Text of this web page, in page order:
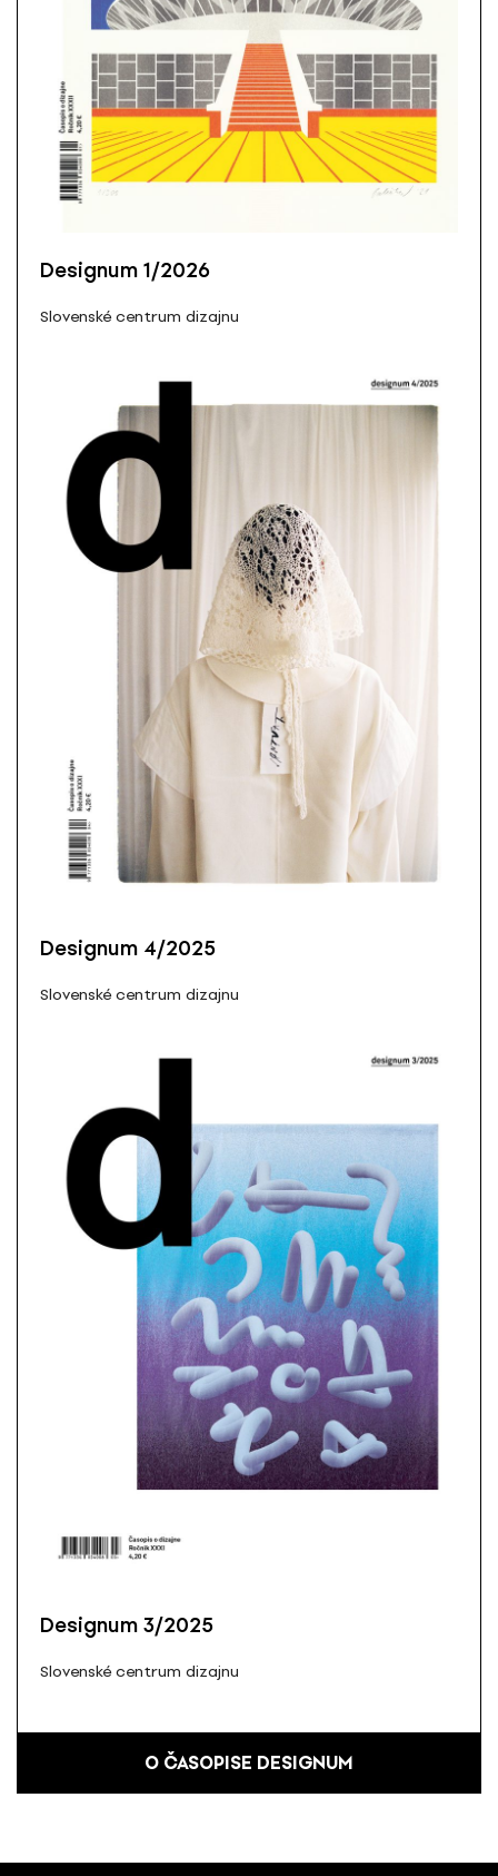
Designum 1/2026
Slovenské centrum dizajnu
Designum 4/2025
Slovenské centrum dizajnu
Designum 3/2025
Slovenské centrum dizajnu
O ČASOPISE DESIGNUM